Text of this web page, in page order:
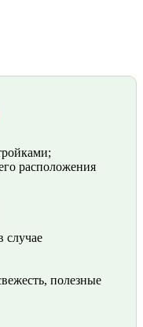
расположения
случае
полезные